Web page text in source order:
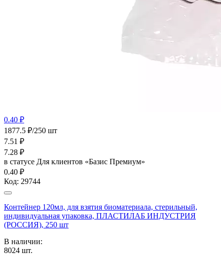
0.40 ₽
1877.5 ₽/250 шт
7.51 ₽
7.28 ₽
в статусе Для клиентов «Базис Премиум»
0.40 ₽
Код: 29744
Контейнер 120мл, для взятия биоматериала, стерильный,
индивидуальная упаковка, ПЛАСТИЛАБ ИНДУСТРИЯ
(РОССИЯ), 250 шт
В наличии:
8024 шт.